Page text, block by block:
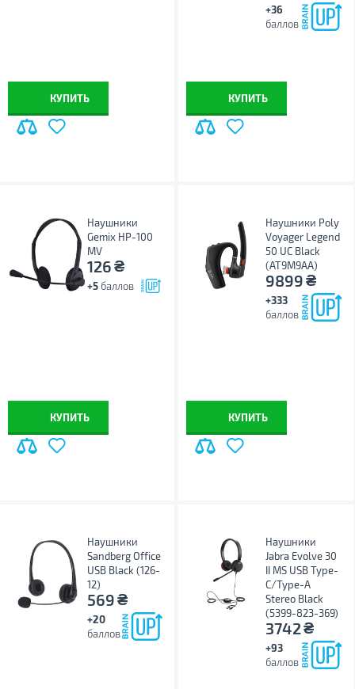
КУПИТЬ
+36
баллов
КУПИТЬ
Наушники
Gemix HP-100
MV
126₴
+5 баллов
КУПИТЬ
Наушники Poly
Voyager Legend
50 UC Black
(AT9M9AA)
9899₴
+333
баллов
КУПИТЬ
Наушники
Sandberg Office
USB Black (126-
12)
569₴
+20
баллов
Наушники
Jabra Evolve 30
II MS USB Type-
C/Type-A
Stereo Black
(5399-823-369)
3742₴
+93
баллов